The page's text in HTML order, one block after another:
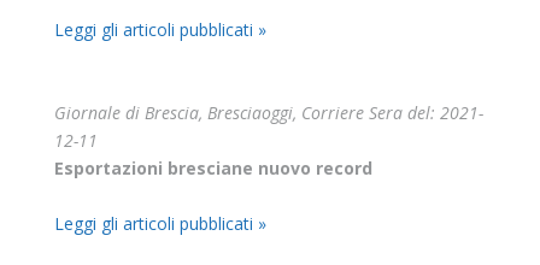
Leggi gli articoli pubblicati »
Giornale di Brescia, Bresciaoggi, Corriere Sera del: 2021-
12-11
Esportazioni bresciane nuovo record
Leggi gli articoli pubblicati »